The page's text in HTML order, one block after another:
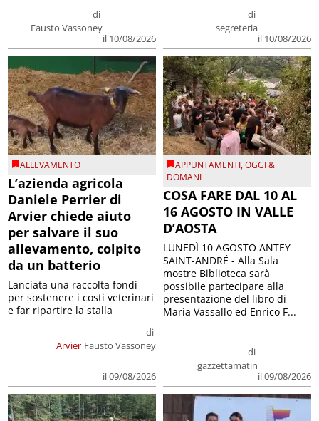
di
Fausto Vassoney
il 10/08/2026
di
segreteria
il 10/08/2026
ALLEVAMENTO
L’azienda agricola
Daniele Perrier di
Arvier chiede aiuto
per salvare il suo
allevamento, colpito
da un batterio
Arvier
di
Fausto Vassoney
il 09/08/2026
Lanciata una raccolta fondi
per sostenere i costi veterinari
e far ripartire la stalla
APPUNTAMENTI,OGGI &
DOMANI
COSA FARE DAL 10 AL
16 AGOSTO IN VALLE
D’AOSTA
di
gazzettamatin
il 09/08/2026
LUNEDÌ 10 AGOSTO ANTEY-
SAINT-ANDRÉ - Alla Sala
mostre Biblioteca sarà
possibile partecipare alla
presentazione del libro di
Maria Vassallo ed Enrico F...